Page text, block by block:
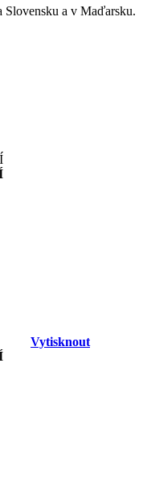
Slovensku a v Maďarsku.
Vytisknout